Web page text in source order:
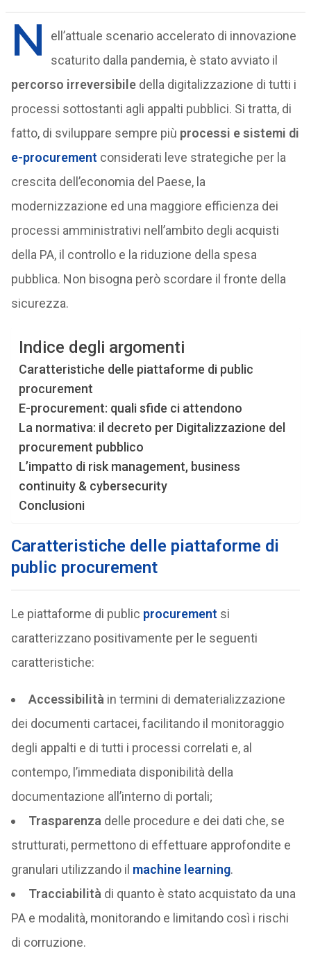
N
ell’attuale scenario accelerato di innovazione
scaturito dalla pandemia, è stato avviato il
percorso irreversibiledella digitalizzazione di tutti i
processi sottostanti agli appalti pubblici. Si tratta, di
fatto, di sviluppare sempre più processi e sistemi di
e-procurement considerati leve strategiche per la
crescita dell’economia del Paese, la
modernizzazione ed una maggiore efficienza dei
processi amministrativi nell’ambito degli acquisti
della PA, il controllo e la riduzione della spesa
pubblica. Non bisogna però scordare il fronte della
sicurezza.
Indice degli argomenti
Caratteristiche delle piattaforme di public
procurement
E-procurement: quali sfide ci attendono
La normativa: il decreto per Digitalizzazione del
procurement pubblico
L’impatto di risk management, business
continuity & cybersecurity
Conclusioni
Caratteristiche delle piattaforme di
public procurement
Le piattaforme di public procurement si
caratterizzano positivamente per le seguenti
caratteristiche:
Accessibilità in termini di dematerializzazione
dei documenti cartacei, facilitando il monitoraggio
degli appalti e di tutti i processi correlati e, al
contempo, l’immediata disponibilità della
documentazione all’interno di portali;
Trasparenza delle procedure e dei dati che, se
strutturati, permettono di effettuare approfondite e
granulari utilizzando il machine learning.
Tracciabilità di quanto è stato acquistato da una
PA e modalità, monitorando e limitando così i rischi
di corruzione.